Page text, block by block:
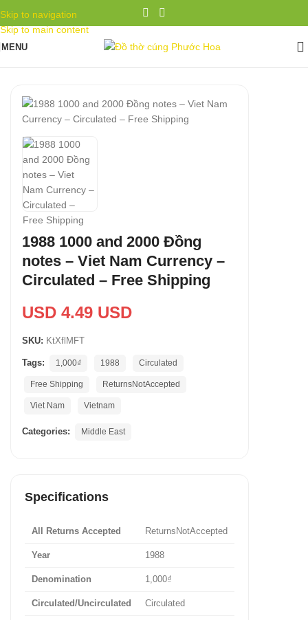
Skip to navigation
Skip to main content
MENU
1988 1000 and 2000 Đồng
notes – Viet Nam Currency –
Circulated – Free Shipping
USD 4.49 USD
SKU: KtXflMFT
Tags: 1,000₫ 1988 Circulated
Free Shipping ReturnsNotAccepted
Viet Nam Vietnam
Categories: Middle East
Specifications
All Returns Accepted ReturnsNotAccepted
Year 1988
Denomination 1,000₫
Circulated/Uncirculated Circulated